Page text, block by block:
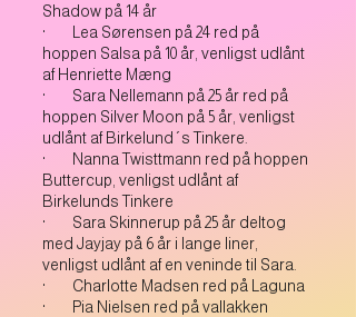
Shadow på 14 år
· Lea Sørensen på 24 red på
hoppen Salsa på 10 år, venligst udlånt
af Henriette Mæng
· Sara Nellemann på 25 år red på
hoppen Silver Moon på 5 år, venligst
udlånt af Birkelund´s Tinkere.
· Nanna Twisttmann red på hoppen
Buttercup, venligst udlånt af
Birkelunds Tinkere
· Sara Skinnerup på 25 år deltog
med Jayjay på 6 år i lange liner,
venligst udlånt af en veninde til Sara.
· Charlotte Madsen red på Laguna
· Pia Nielsen red på vallakken